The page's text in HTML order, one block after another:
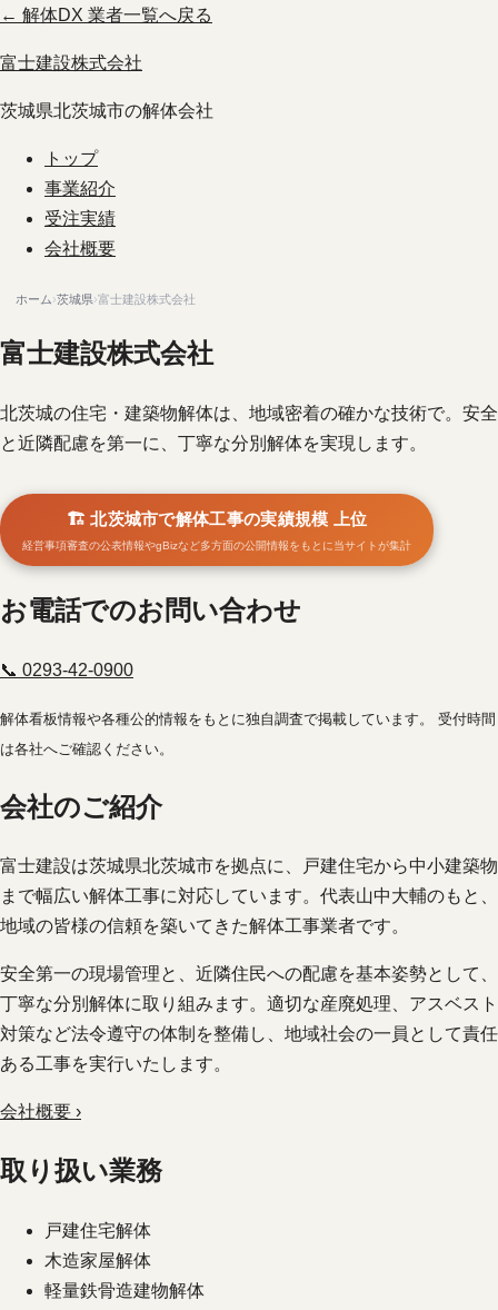
← 解体DX 業者一覧へ戻る
富士建設株式会社
茨城県北茨城市の解体会社
トップ
事業紹介
受注実績
会社概要
ホーム›茨城県›富士建設株式会社
富士建設株式会社
北茨城の住宅・建築物解体は、地域密着の確かな技術で。安全
と近隣配慮を第一に、丁寧な分別解体を実現します。
🏗️ 北茨城市で解体工事の実績規模 上位
経営事項審査の公表情報やgBizなど多方面の公開情報をもとに当サイトが集計
お電話でのお問い合わせ
📞 0293-42-0900
解体看板情報や各種公的情報をもとに独自調査で掲載しています。 受付時間
は各社へご確認ください。
会社のご紹介
富士建設は茨城県北茨城市を拠点に、戸建住宅から中小建築物
まで幅広い解体工事に対応しています。代表山中大輔のもと、
地域の皆様の信頼を築いてきた解体工事業者です。
安全第一の現場管理と、近隣住民への配慮を基本姿勢として、
丁寧な分別解体に取り組みます。適切な産廃処理、アスベスト
対策など法令遵守の体制を整備し、地域社会の一員として責任
ある工事を実行いたします。
会社概要 ›
取り扱い業務
戸建住宅解体
木造家屋解体
軽量鉄骨造建物解体